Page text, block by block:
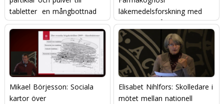
tabletter  en mångbottnad
historia om läkemedel
läkemedelsforskning med
inspiration från naturen
Mikael Börjesson: Sociala
kartor över
Elisabet Nihlfors: Skolledare i
mötet mellan nationell